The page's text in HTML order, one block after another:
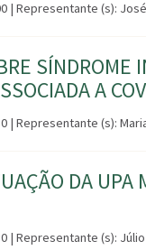
| Representante (s):
SÍNDROME
A
| Representante (s):
DA UPA
| Representante (s):